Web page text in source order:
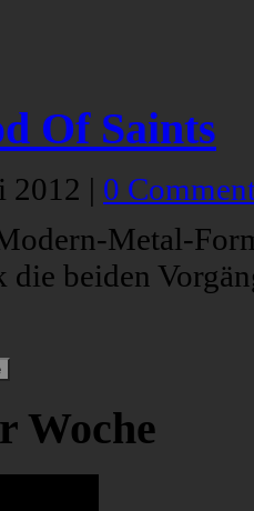
Of Saints
2012 | 0
Metal-
beiden
Woche